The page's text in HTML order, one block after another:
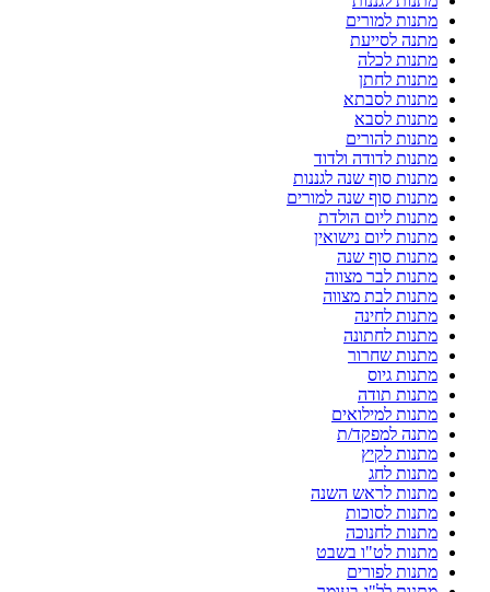
מתנות למורים
מתנה לסייעת
מתנות לכלה
מתנות לחתן
מתנות לסבתא
מתנות לסבא
מתנות להורים
מתנות לדודה ולדוד
מתנות סוף שנה לגננות
מתנות סוף שנה למורים
מתנות ליום הולדת
מתנות ליום נישואין
מתנות סוף שנה
מתנות לבר מצווה
מתנות לבת מצווה
מתנות לחינה
מתנות לחתונה
מתנות שחרור
מתנות גיוס
מתנות תודה
מתנות למילואים
מתנה למפקד/ת
מתנות לקיץ
מתנות לחג
מתנות לראש השנה
מתנות לסוכות
מתנות לחנוכה
מתנות לט"ו בשבט
מתנות לפורים